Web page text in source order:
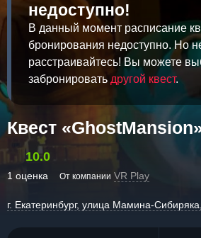
недоступно!
В данный момент расписание
бронирования недоступно. Но
расстраивайтесь! Вы можете
забронировать другой квест.
Квест
10.0
1 оценка От компании VR Play
г. Екатеринбург, улица Мамина-